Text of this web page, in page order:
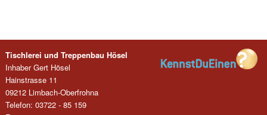
Tischlerei und Treppenbau Hösel
Inhaber Gert Hösel
Hainstrasse 11
09212 Limbach-Oberfrohna
Telefon: 03722 - 85 159